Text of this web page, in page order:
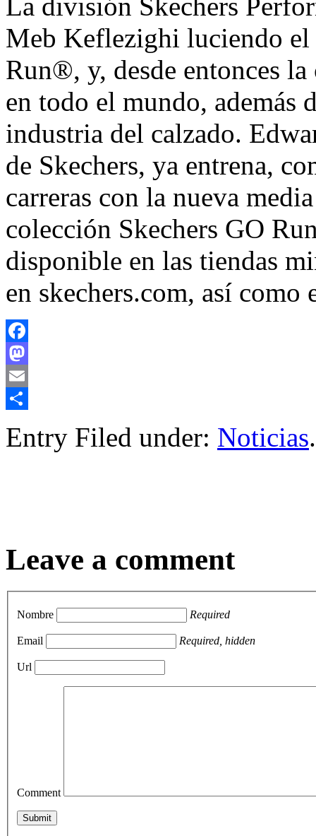
La división Skechers
Meb Keflezighi luciendo el
Run®, y, desde entonces
en todo el mundo, además
industria del calzado.
de Skechers, ya entrena,
carreras con la nueva
colección Skechers GO
disponible en las tiendas
en skechers.com, así como
Facebook
Mastodon
Email
Entry Filed under: Noticias
Leave a comment
Nombre Required
Email Required, hidden
Url
Comment